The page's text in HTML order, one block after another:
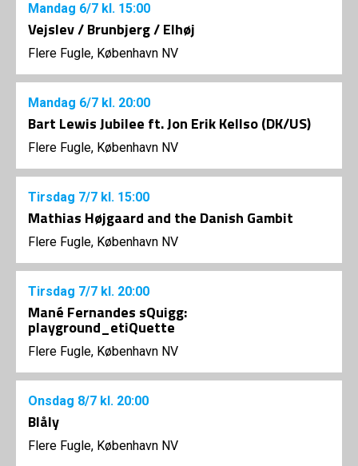
Mandag 6/7 kl. 15:00
Vejslev / Brunbjerg / Elhøj
Flere Fugle, København NV
Mandag 6/7 kl. 20:00
Bart Lewis Jubilee ft. Jon Erik Kellso (DK/US)
Flere Fugle, København NV
Tirsdag 7/7 kl. 15:00
Mathias Højgaard and the Danish Gambit
Flere Fugle, København NV
Tirsdag 7/7 kl. 20:00
Mané Fernandes sQuigg:
playground_etiQuette
Flere Fugle, København NV
Onsdag 8/7 kl. 20:00
Blåly
Flere Fugle, København NV